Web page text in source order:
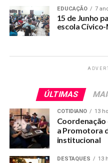
EDUCAÇÃO 7
15 de Junho
escola
ÚLTIMAS
COTIDIANO 13
Coordenação
a Promotora
institucional
DESTAQUES 13